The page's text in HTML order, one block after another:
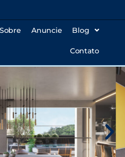
Sobre Anuncie Blog
Contato